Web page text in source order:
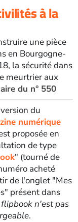
à la
une pièce
en Bourgogne-
la sécurité dans
meurtrier aux
du n° 550
du
numérique
proposée en
de type
" (tourné de
acheté
de l'onglet "Mes
présent dans
n'est pas
.